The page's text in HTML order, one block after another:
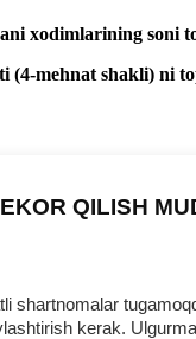
хodimlarining soni
(4-mehnat shakli) ni
QILISH
shartnomalar
kerak.